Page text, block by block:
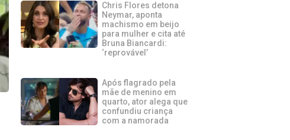
Chris Flores detona
Neymar, aponta
machismo em beijo
para mulher e cita até
Bruna Biancardi:
‘reprovável’
Após flagrado pela
mãe de menino em
quarto, ator alega que
confundiu criança
com a namorada